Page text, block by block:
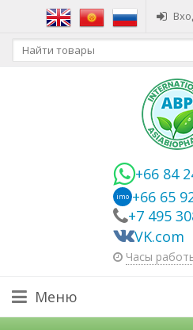
+66 84
imo +66 65
+7 495
VK.com
Часы
Меню